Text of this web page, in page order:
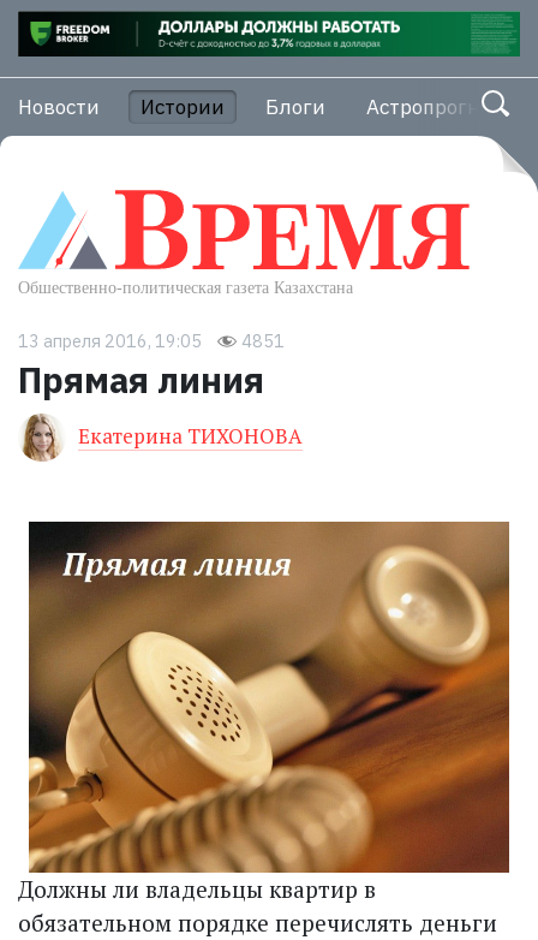
Новости Истории Блоги Астропрогноз
13 апреля 2016, 19:05 4851
Прямая линия
Екатерина ТИХОНОВА
Должны ли владельцы квартир в
обязательном порядке перечислять деньги